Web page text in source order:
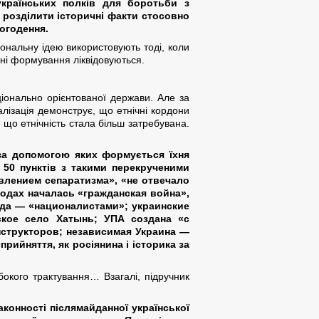
полків для боротьби з
історичні факти стосовно
ідею використовують тоді, коли
формування ліквідовуються.
орієнтованої держави. Але за
демонструє, що етнічні кордони
етнічність стала більш затребувана.
допомогою яких формується їхня
пунктів з такими перекрученими
сепаратизма», «не отвечало
началась «гражданская война»,
— «националистами»; украинские
село Хатынь; УПА создана «с
независимая Украина —
як росіянина і історика за
трактування… Взагалі, підручник
післямайданної української